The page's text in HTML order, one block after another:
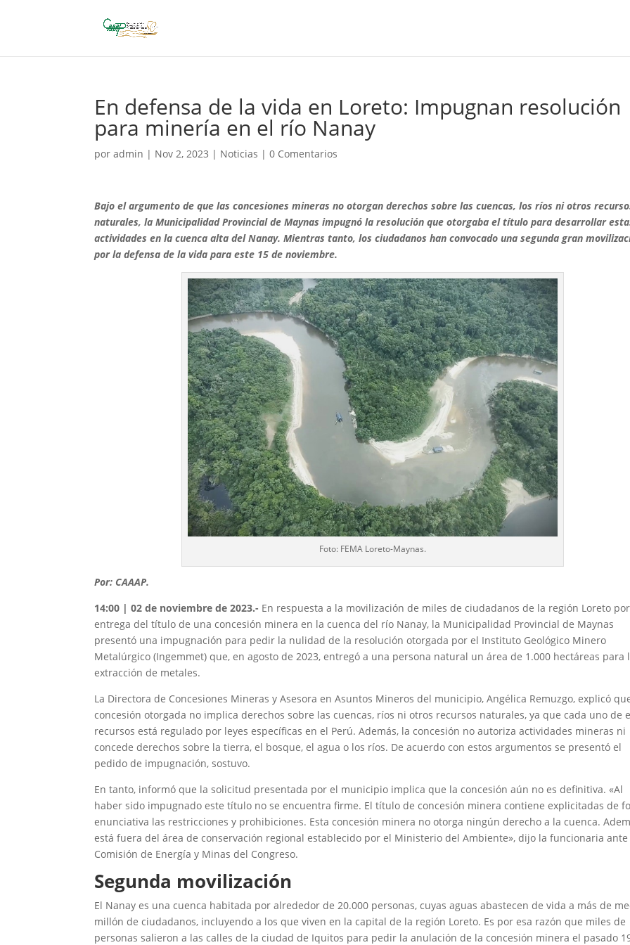
En defensa de la vida en Loreto: Impugnan resolución
para minería en el río Nanay
poradmin | Nov 2, 2023 | Noticias |0 Comentarios
Bajo el argumento de que las concesiones mineras no otorgan derechos sobre las cuencas, los ríos ni otros
naturales, la Municipalidad Provincial de Maynas impugnó la resolución que otorgaba el título para desarrollar
actividades en la cuenca alta del Nanay. Mientras tanto, los ciudadanos han convocado una segunda gran
por la defensa de la vida para este 15 de noviembre.
Foto: FEMA Loreto-Maynas.
Por: CAAAP.
14:00 | 02 de noviembre de 2023.- En respuesta a la movilización de miles de ciudadanos de la región Loreto
entrega del título de una concesión minera en la cuenca del río Nanay, la Municipalidad Provincial de Maynas
presentó una impugnación para pedir la nulidad de la resolución otorgada por el Instituto Geológico Minero
Metalúrgico (Ingemmet) que, en agosto de 2023, entregó a una persona natural un área de 1.000 hectáreas para
extracción de metales.
La Directora de Concesiones Mineras y Asesora en Asuntos Mineros del municipio, Angélica Remuzgo, explicó
concesión otorgada no implica derechos sobre las cuencas, ríos ni otros recursos naturales, ya que cada uno de
recursos está regulado por leyes específicas en el Perú. Además, la concesión no autoriza actividades mineras ni
concede derechos sobre la tierra, el bosque, el agua o los ríos. De acuerdo con estos argumentos se presentó el
pedido de impugnación, sostuvo.
En tanto, informó que la solicitud presentada por el municipio implica que la concesión aún no es definitiva. «Al
haber sido impugnado este título no se encuentra firme. El título de concesión minera contiene explicitadas de
enunciativa las restricciones y prohibiciones. Esta concesión minera no otorga ningún derecho a la cuenca.
está fuera del área de conservación regional establecido por el Ministerio del Ambiente», dijo la funcionaria
Comisión de Energía y Minas del Congreso.
Segunda movilización
El Nanay es una cuenca habitada por alrededor de 20.000 personas, cuyas aguas abastecen de vida a más de
millón de ciudadanos, incluyendo a los que viven en la capital de la región Loreto. Es por esa razón que miles de
personas salieron a las calles de la ciudad de Iquitos para pedir la anulación de la concesión minera el pasado